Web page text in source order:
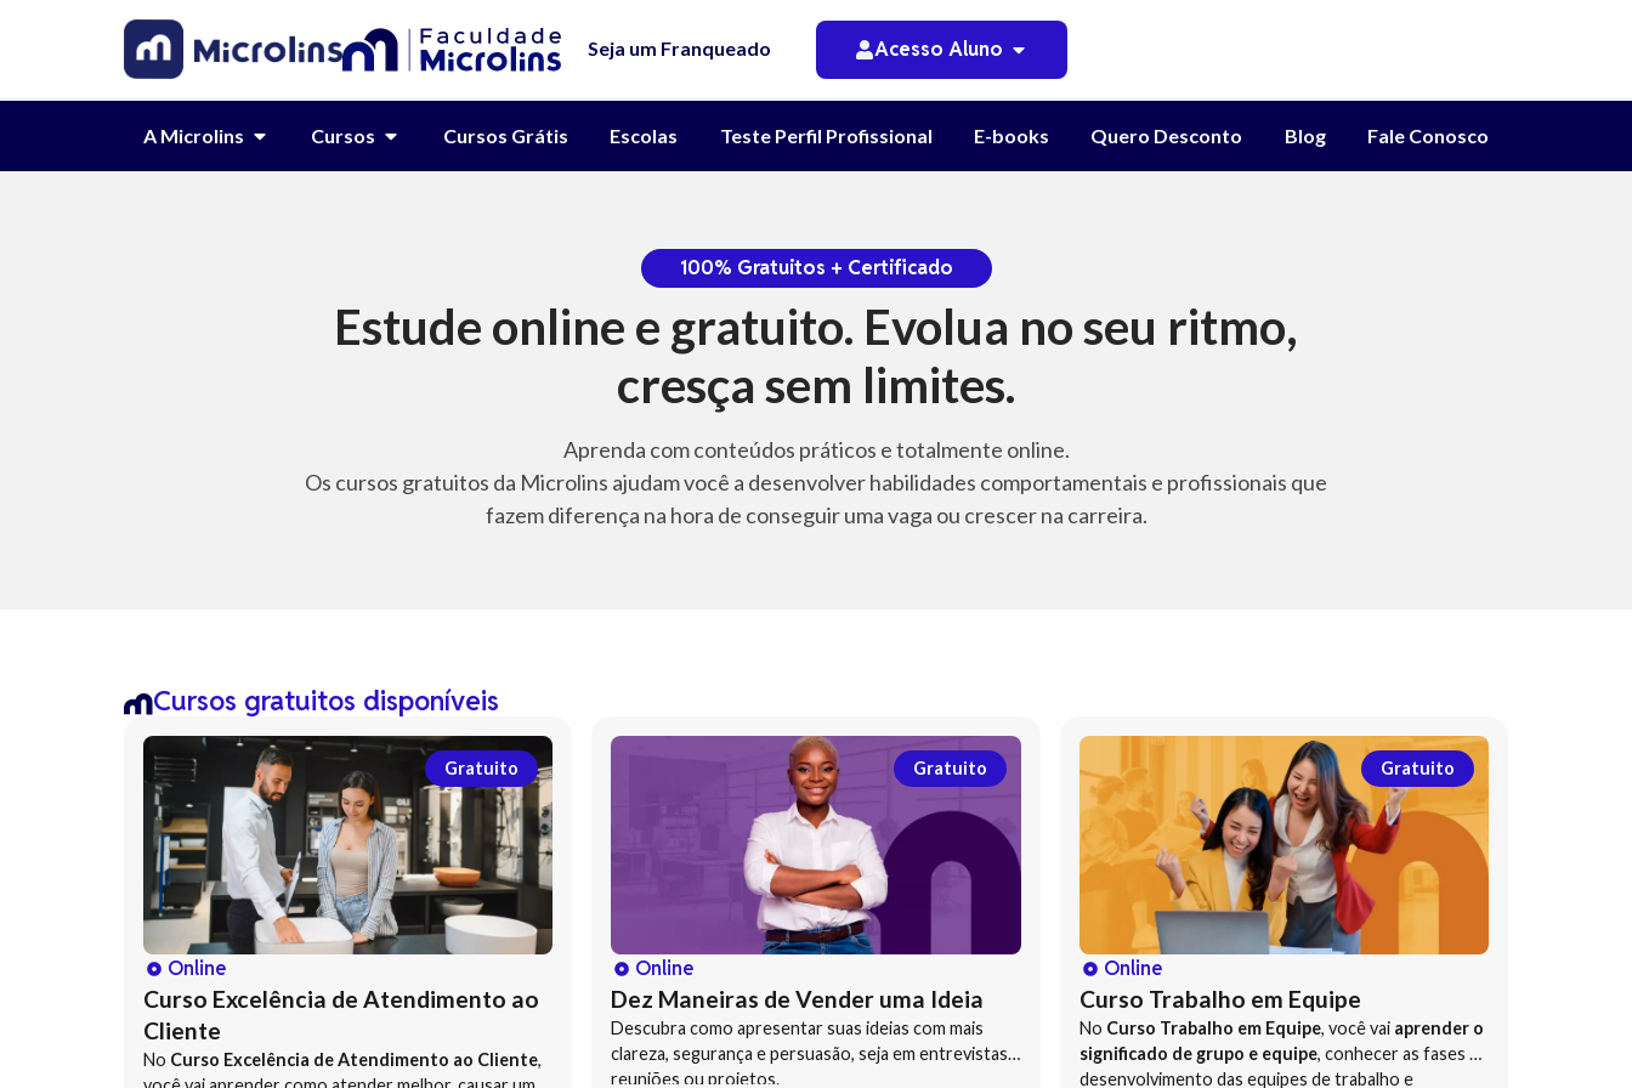
Seja um Franqueado Acesso Aluno
A Microlins Cursos Cursos Grátis Escolas Teste Perfil Profissional E-books Quero Desconto Blog Fale Conosco
100% Gratuitos + Certificado
Estude online e gratuito. Evolua no seu ritmo,
cresça sem limites.
Aprenda com conteúdos práticos e totalmente online.
Os cursos gratuitos da Microlins ajudam você a desenvolver habilidades comportamentais e profissionais que
fazem diferença na hora de conseguir uma vaga ou crescer na carreira.
Cursos gratuitos disponíveis
Online
Curso Excelência de Atendimento ao
Cliente
No Curso Excelência de Atendimento ao Cliente,
Gratuito
Online
Dez Maneiras de Vender uma Ideia
Descubra como apresentar suas ideias com mais
clareza, segurança e persuasão, seja em entrevistas,
reuniões ou projetos.
Gratuito
Online
Curso Trabalho em Equipe
No Curso Trabalho em Equipe, você vai aprender o
significado de grupo e equipe, conhecer as fases de
desenvolvimento das equipes de trabalho e
Gratuito